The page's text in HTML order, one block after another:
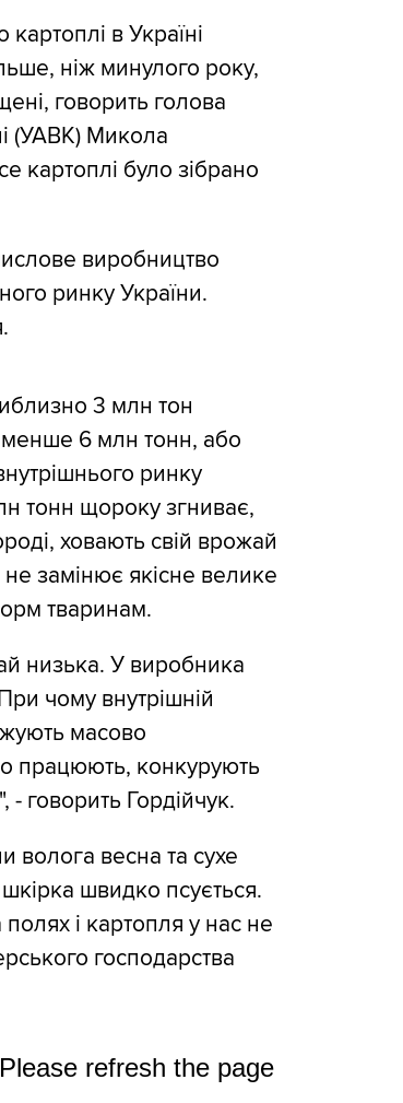
в Україні
ніж минулого року,
говорить голова
(УАВК) Микола
картоплі було зібрано
виробництво
ринку України.
3 млн тон
менше 6 млн тонн, або
ринку
тонн щороку згниває,
ховають свій врожай
не замінює якісне велике
тваринам.
низька. У виробника
чому внутрішній
масово
працюють, конкурують
говорить Гордійчук.
волога весна та сухе
швидко псується.
і картопля у нас не
господарства